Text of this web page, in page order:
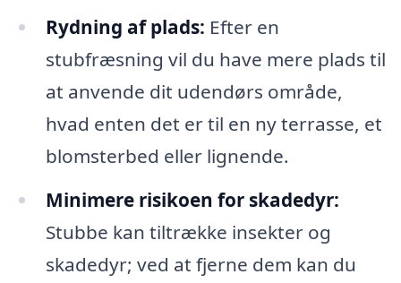
Rydning af plads: Efter en
stubfræsning vil du have mere plads til
at anvende dit udendørs område,
hvad enten det er til en ny terrasse, et
blomsterbed eller lignende.
Minimere risikoen for skadedyr:
Stubbe kan tiltrække insekter og
skadedyr; ved at fjerne dem kan du